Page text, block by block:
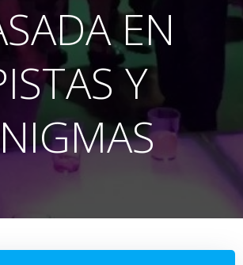
EN
Y